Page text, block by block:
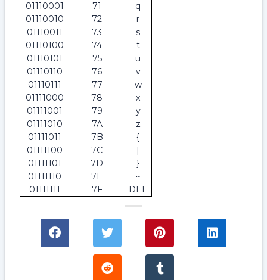
01110001
71
q
01110010
72
r
01110011
73
s
01110100
74
t
01110101
75
u
01110110
76
v
01110111
77
w
01111000
78
x
01111001
79
y
01111010
7A
z
01111011
7B
{
01111100
7C
|
01111101
7D
}
01111110
7E
~
01111111
7F DEL